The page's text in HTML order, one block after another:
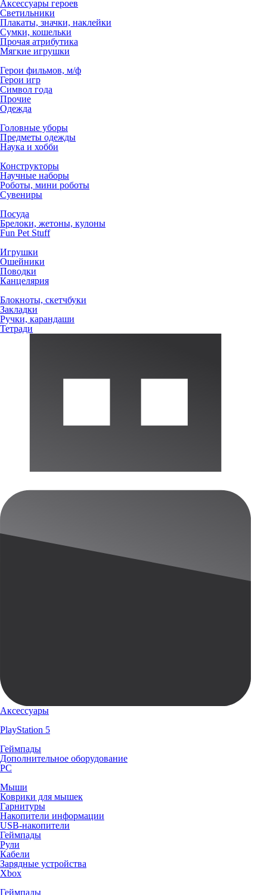
Аксессуары героев
Светильники
Плакаты, значки, наклейки
Сумки, кошельки
Прочая атрибутика
Мягкие игрушки
Герои фильмов, м/ф
Герои игр
Символ года
Прочие
Одежда
Головные уборы
Предметы одежды
Наука и хобби
Конструкторы
Научные наборы
Роботы, мини роботы
Сувениры
Посуда
Брелоки, жетоны, кулоны
Fun Pet Stuff
Игрушки
Ошейники
Поводки
Канцелярия
Блокноты, скетчбуки
Закладки
Ручки, карандаши
Тетради
Аксессуары
PlayStation 5
Геймпады
Дополнительное оборудование
PC
Мыши
Коврики для мышек
Гарнитуры
Накопители информации
USB-накопители
Геймпады
Рули
Кабели
Зарядные устройства
Xbox
Геймпады